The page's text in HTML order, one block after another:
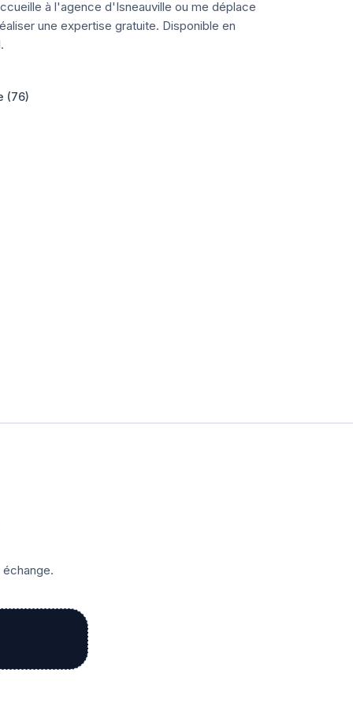
à l'agence d'Isneauville ou me déplace
une expertise gratuite. Disponible en
(76)